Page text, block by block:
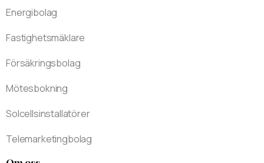
Energibolag
Fastighetsmäklare
Försäkringsbolag
Mötesbokning
Solcellsinstallatörer
Telemarketingbolag